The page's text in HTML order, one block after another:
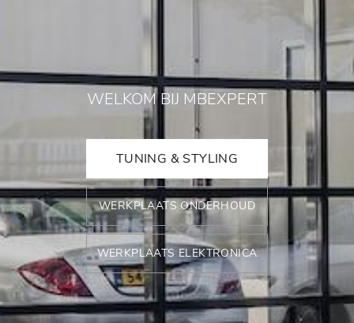
WELKOM BIJ MBEXPERT
TUNING & STYLING
WERKPLAATS ONDERHOUD
WERKPLAATS ELEKTRONICA